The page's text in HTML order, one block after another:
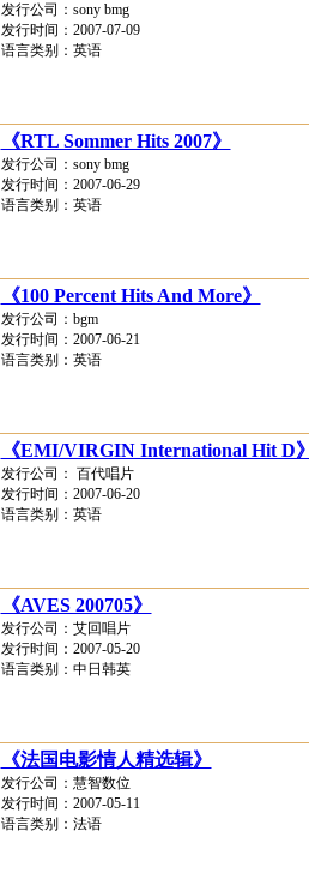
发行公司：sony bmg
发行时间：2007-07-09
语言类别：英语
《RTL Sommer Hits 2007》
发行公司：sony bmg
发行时间：2007-06-29
语言类别：英语
《100 Percent Hits And More》
发行公司：bgm
发行时间：2007-06-21
语言类别：英语
《EMI/VIRGIN International Hit D
发行公司： 百代唱片
发行时间：2007-06-20
语言类别：英语
《AVES 200705》
发行公司：艾回唱片
发行时间：2007-05-20
语言类别：中日韩英
《法国电影情人精选辑》
发行公司：慧智数位
发行时间：2007-05-11
语言类别：法语